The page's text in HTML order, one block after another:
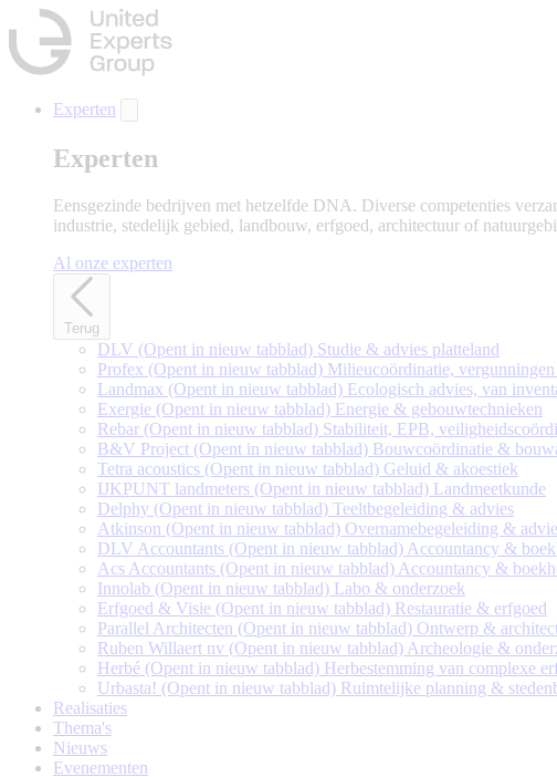
Naar
hoofdinhoud
gaan
Experten
Experten
Eensgezinde bedrijven met hetzelfde DNA. Diverse competenties
industrie, stedelijk gebied, landbouw, erfgoed, architectuur of
Al onze experten
Terug
DLV (Opent in nieuw tabblad) Studie & advies platteland
Profex (Opent in nieuw tabblad) Milieucoördinatie,
Landmax (Opent in nieuw tabblad) Ecologisch advies, van
Exergie (Opent in nieuw tabblad) Energie & gebouwtechnieken
Rebar (Opent in nieuw tabblad) Stabiliteit, EPB,
B&V Project (Opent in nieuw tabblad) Bouwcoördinatie &
Tetra acoustics (Opent in nieuw tabblad) Geluid & akoestiek
IJKPUNT landmeters (Opent in nieuw tabblad) Landmeetkunde
Delphy (Opent in nieuw tabblad) Teeltbegeleiding & advies
Atkinson (Opent in nieuw tabblad) Overnamebegeleiding &
DLV Accountants (Opent in nieuw tabblad) Accountancy &
Acs Accountants (Opent in nieuw tabblad) Accountancy &
Innolab (Opent in nieuw tabblad) Labo & onderzoek
Erfgoed & Visie (Opent in nieuw tabblad) Restauratie & erfgoed
Parallel Architecten (Opent in nieuw tabblad) Ontwerp &
Ruben Willaert nv (Opent in nieuw tabblad) Archeologie &
Herbé (Opent in nieuw tabblad) Herbestemming van complexe
Urbasta! (Opent in nieuw tabblad) Ruimtelijke planning &
Realisaties
Thema's
Nieuws
Evenementen